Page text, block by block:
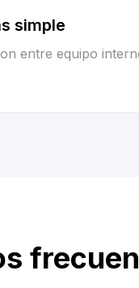
simple
entre equipo